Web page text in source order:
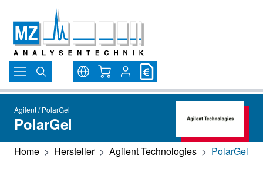
Direkt zum Inhalt
Warenkorb
Agilent / PolarGel
PolarGel
Home > Hersteller > Agilent Technologies > PolarGel